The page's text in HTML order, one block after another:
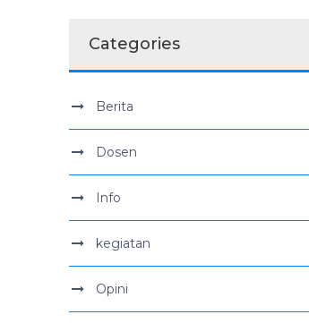
Categories
Berita
Dosen
Info
kegiatan
Opini